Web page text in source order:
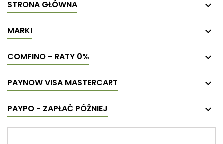
STRONA GŁÓWNA
MARKI
COMFINO - RATY 0%
PAYNOW VISA MASTERCART
PAYPO - ZAPŁAĆ PÓŹNIEJ